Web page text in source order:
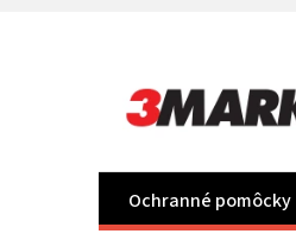
Ochranné pomôcky